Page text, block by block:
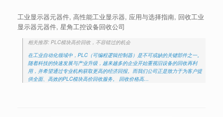
工业显示器元器件, 高性能工业显示器, 应用与选择指南, 回收工业
显示器元器件, 星角工控设备回收公司
相关推荐: PLC模块高价回收，不容错过的机会
在工业自动化领域中，PLC（可编程逻辑控制器）是不可或缺的关键部件之一。
随着科技的快速发展与产业升级，越来越多的企业开始重视旧设备的回收再利
用，并希望通过专业机构获取更高的经济回报。而我们公司正是致力于为客户提
供全面、高效的PLC模块高价回收服务。 回收价格高…